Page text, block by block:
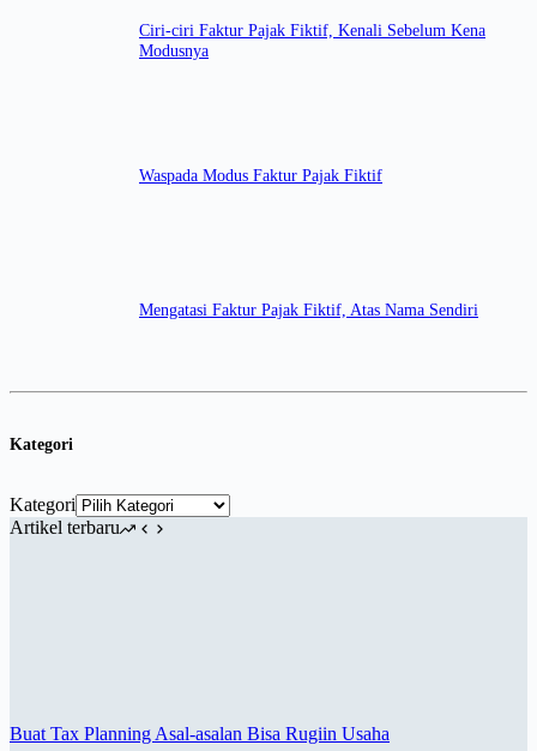
Ciri-ciri Faktur Pajak Fiktif, Kenali Sebelum Kena
Modusnya
Waspada Modus Faktur Pajak Fiktif
Mengatasi Faktur Pajak Fiktif, Atas Nama Sendiri
Kategori
Kategori
Artikel terbaru
Buat Tax Planning Asal-asalan Bisa Rugiin Usaha